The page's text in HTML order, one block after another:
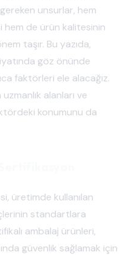
unsurlar, hem
hem de ürün kalitesinin
taşır. Bu yazıda,
göz önünde
faktörleri ele alacağız.
alanları ve
konumunu da
üretimde kullanılan
standartlara
ambalaj ürünleri,
güvenlik sağlamak için